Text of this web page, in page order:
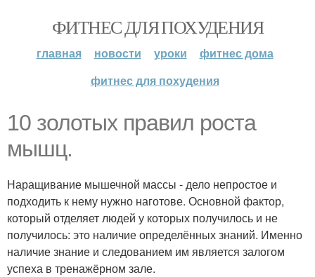
ФИТНЕС ДЛЯ ПОХУДЕНИЯ
главная новости уроки
фитнес дома
фитнес для похудения
10 золотых правил роста
мышц.
Наращивание мышечной массы - дело непростое и
подходить к нему нужно наготове. Основной фактор,
который отделяет людей у которых получилось и не
получилось: это наличие определённых знаний. Именно
наличие знание и следованием им является залогом
успеха в тренажёрном зале.